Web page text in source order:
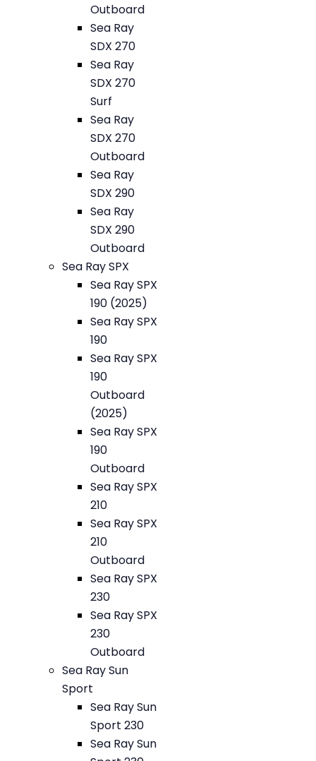
Outboard
Sea Ray
SDX 270
Sea Ray
SDX 270
Surf
Sea Ray
SDX 270
Outboard
Sea Ray
SDX 290
Sea Ray
SDX 290
Outboard
Sea Ray SPX
Sea Ray SPX
190 (2025)
Sea Ray SPX
190
Sea Ray SPX
190
Outboard
(2025)
Sea Ray SPX
190
Outboard
Sea Ray SPX
210
Sea Ray SPX
210
Outboard
Sea Ray SPX
230
Sea Ray SPX
230
Outboard
Sea Ray Sun
Sport
Sea Ray Sun
Sport 230
Sea Ray Sun